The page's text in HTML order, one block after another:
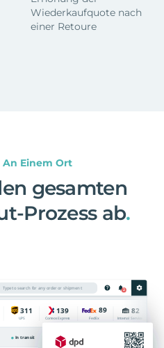
Wiederkaufquote nach
einer Retoure
An Einem Ort
gesamten
Prozess ab.